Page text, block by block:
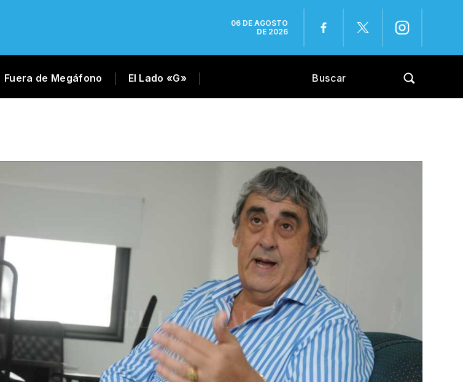
06 DE AGOSTO
DE 2026
Fuera de Megáfono El Lado «G»